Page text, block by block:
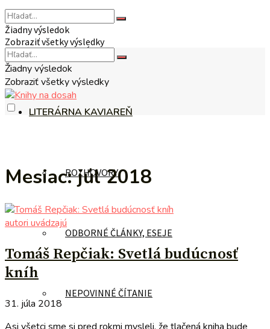
NA TÉMU
LITERÁRNA KAVIAREŇ
ROZHOVORY
ODBORNÉ ČLÁNKY, ESEJE
NEPOVINNÉ ČÍTANIE
Žiadny výsledok
Zobraziť všetky výsledky
Žiadny výsledok
Zobraziť všetky výsledky
Mesiac:júl 2018
autori uvádzajú
Tomáš Repčiak: Svetlá budúcnosť
kníh
31. júla 2018